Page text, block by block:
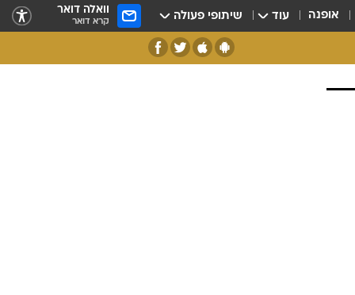
אופנה עוד שיתופי פעולה וואלה דואר
קרא דואר